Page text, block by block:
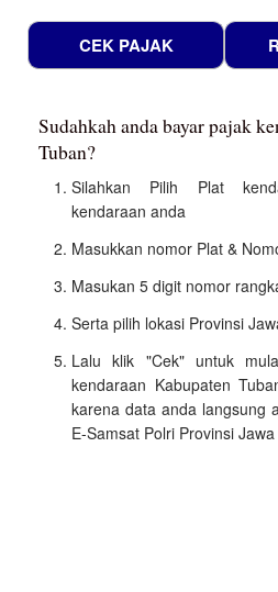
Sudahkah anda bayar pajak
Tuban?
Silahkan Pilih Plat
kendaraan anda
Masukkan nomor Plat &
Masukan 5 digit nomor
Serta pilih lokasi Provinsi
Lalu klik "Cek" untuk
kendaraan Kabupaten
karena data anda langsung
E-Samsat Polri Provinsi